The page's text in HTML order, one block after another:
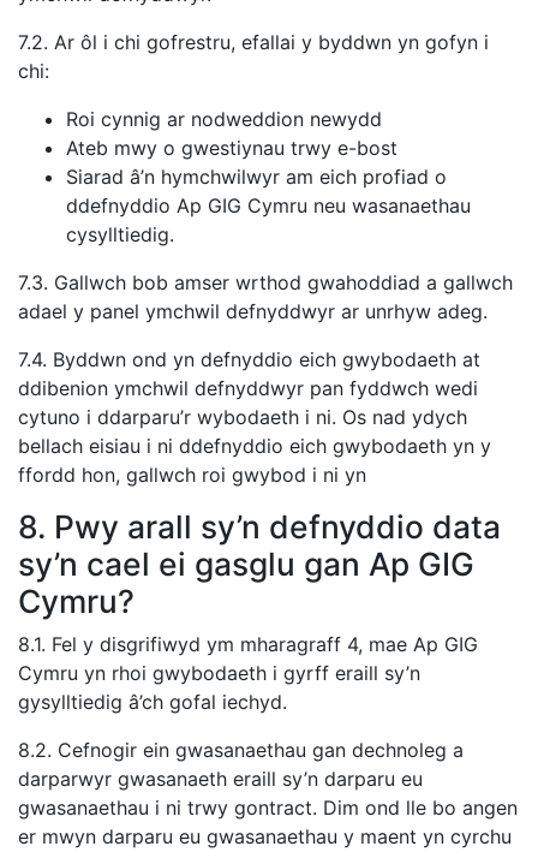
7.2. Ar ôl i chi gofrestru, efallai y byddwn yn gofyn i
chi:
Roi cynnig ar nodweddion newydd
Ateb mwy o gwestiynau trwy e-bost
Siarad â’n hymchwilwyr am eich profiad o
ddefnyddio Ap GIG Cymru neu wasanaethau
cysylltiedig.
7.3. Gallwch bob amser wrthod gwahoddiad a gallwch
adael y panel ymchwil defnyddwyr ar unrhyw adeg.
7.4. Byddwn ond yn defnyddio eich gwybodaeth at
ddibenion ymchwil defnyddwyr pan fyddwch wedi
cytuno i ddarparu’r wybodaeth i ni. Os nad ydych
bellach eisiau i ni ddefnyddio eich gwybodaeth yn y
ffordd hon, gallwch roi gwybod i ni yn
8. Pwy arall sy’n defnyddio data
sy’n cael ei gasglu gan Ap GIG
Cymru?
8.1. Fel y disgrifiwyd ym mharagraff 4, mae Ap GIG
Cymru yn rhoi gwybodaeth i gyrff eraill sy’n
gysylltiedig â’ch gofal iechyd.
8.2. Cefnogir ein gwasanaethau gan dechnoleg a
darparwyr gwasanaeth eraill sy’n darparu eu
gwasanaethau i ni trwy gontract. Dim ond lle bo angen
er mwyn darparu eu gwasanaethau y maent yn cyrchu